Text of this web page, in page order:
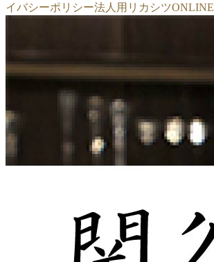
イバシーポリシー法人用リカシツONLINE